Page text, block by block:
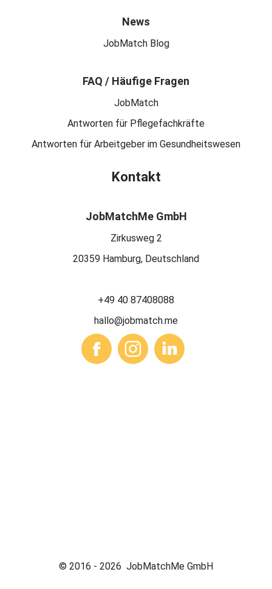
News
JobMatch Blog
FAQ / Häufige Fragen
JobMatch
Antworten für Pflegefachkräfte
Antworten für Arbeitgeber im Gesundheitswesen
Kontakt
JobMatchMe GmbH
Zirkusweg 2
20359 Hamburg, Deutschland
+49 40 87408088
hallo@jobmatch.me
© 2016 - 2026 JobMatchMe GmbH